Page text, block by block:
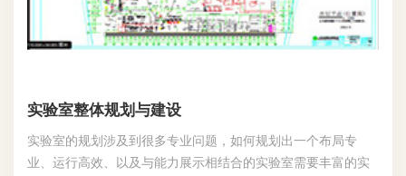
实验室整体规划与建设
实验室的规划涉及到很多专业问题，如何规划出一个布局专
业、运行高效、以及与能力展示相结合的实验室需要丰富的实